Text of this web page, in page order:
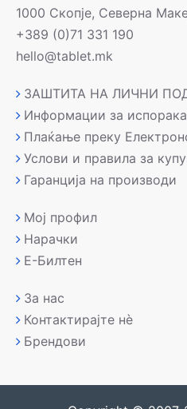
1000 Скопје, Северна
+389 (0)71 331 190
hello@tablet.mk
ЗАШТИТА НА ЛИЧНИ
Информации за испорака
Плаќање преку
Услови и правила за
Гаранција на производи
Мој профил
Нарачки
Е-Билтен
За нас
Контактирајте нè
Брендови